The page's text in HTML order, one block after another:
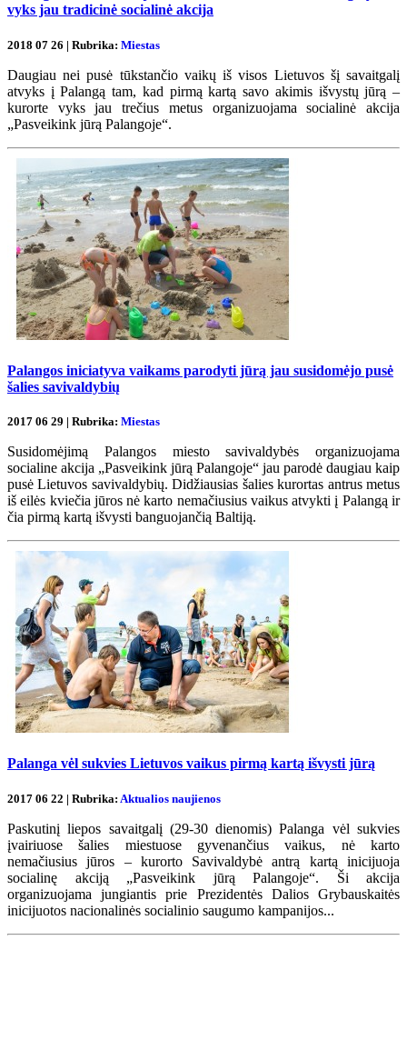
vyks jau tradicinė socialinė akcija
2018 07 26 | Rubrika: Miestas
Daugiau nei pusė tūkstančio vaikų iš visos Lietuvos šį savaitgalį
atvyks į Palangą tam, kad pirmą kartą savo akimis išvystų jūrą –
kurorte vyks jau trečius metus organizuojama socialinė akcija
„Pasveikink jūrą Palangoje“.
Palangos iniciatyva vaikams parodyti jūrą jau susidomėjo pusė
šalies savivaldybių
2017 06 29 | Rubrika: Miestas
Susidomėjimą Palangos miesto savivaldybės organizuojama
socialine akcija „Pasveikink jūrą Palangoje“ jau parodė daugiau kaip
pusė Lietuvos savivaldybių. Didžiausias šalies kurortas antrus metus
iš eilės kviečia jūros nė karto nemačiusius vaikus atvykti į Palangą ir
čia pirmą kartą išvysti banguojančią Baltiją.
Palanga vėl sukvies Lietuvos vaikus pirmą kartą išvysti jūrą
2017 06 22 | Rubrika: Aktualios naujienos
Paskutinį liepos savaitgalį (29-30 dienomis) Palanga vėl sukvies
įvairiuose šalies miestuose gyvenančius vaikus, nė karto
nemačiusius jūros – kurorto Savivaldybė antrą kartą inicijuoja
socialinę akciją „Pasveikink jūrą Palangoje“. Ši akcija
organizuojama jungiantis prie Prezidentės Dalios Grybauskaitės
inicijuotos nacionalinės socialinio saugumo kampanijos...